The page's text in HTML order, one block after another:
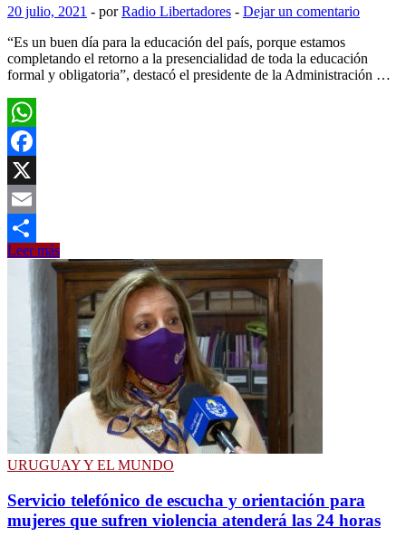
20 julio, 2021 - porRadio Libertadores - Dejar un comentario
“Es un buen día para la educación del país, porque estamos
completando el retorno a la presencialidad de toda la educación
formal y obligatoria”, destacó el presidente de la Administración …
WhatsApp
Facebook
X
Email
Compartir
Robert
docentes,
funcionarios
alumnos
Leer más
URUGUAY Y EL MUNDO
Servicio telefónico de escucha y orientación para
mujeres que sufren violencia atenderá las 24 horas